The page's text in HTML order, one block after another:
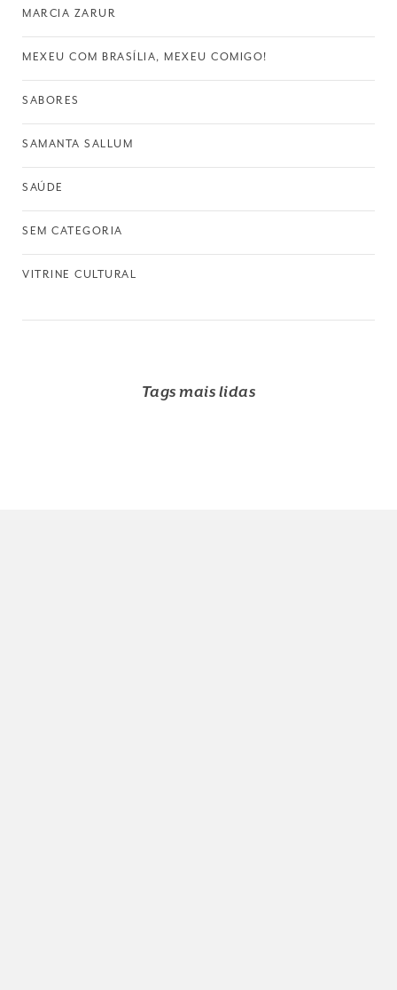
MARCIA ZARUR
MEXEU COM BRASÍLIA, MEXEU COMIGO!
SABORES
SAMANTA SALLUM
SAÚDE
SEM CATEGORIA
VITRINE CULTURAL
Tags mais lidas